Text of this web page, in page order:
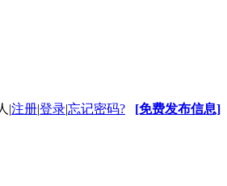
|注册|登录|忘记密码? [免费发布信息]